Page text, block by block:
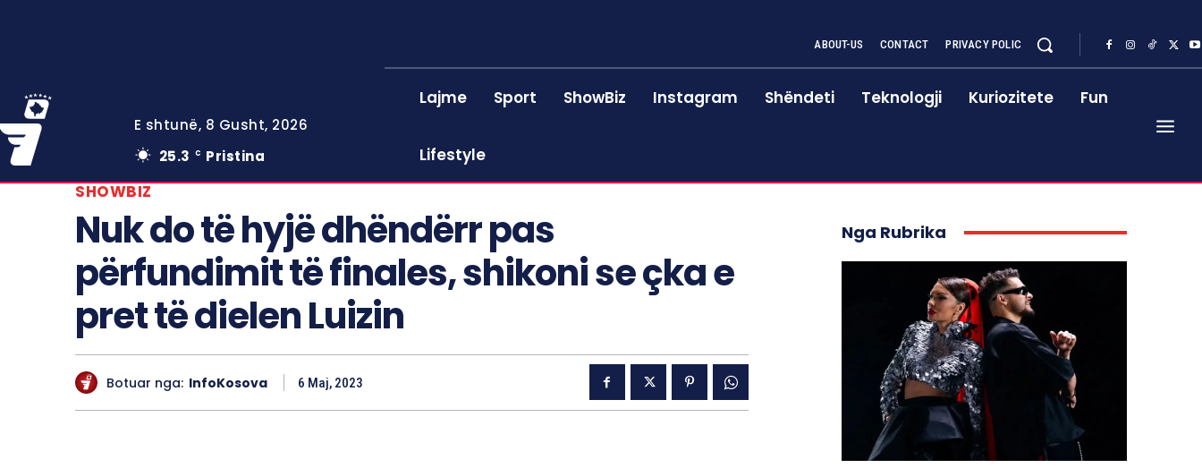
E shtunë, 8 Gusht, 2026
25.3
C Pristina
ABOUT-US CONTACT PRIVACY POLIC
Lajme Sport ShowBiz Instagram Shëndeti Teknologji Kuriozitete Fun
Lifestyle
SHOWBIZ
Nuk do të hyjë dhëndërr pas
përfundimit të finales, shikoni se çka e
pret të dielen Luizin
Botuar nga: InfoKosova 6 Maj, 2023
Nga Rubrika